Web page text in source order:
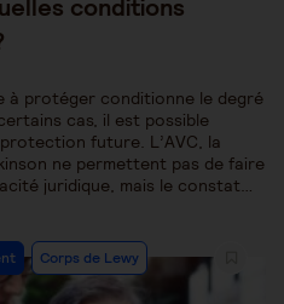
conditions
à protéger conditionne le degré
cas, il est possible
future. L’AVC, la
ne permettent pas de faire
juridique, mais le constat…
Corps de Lewy